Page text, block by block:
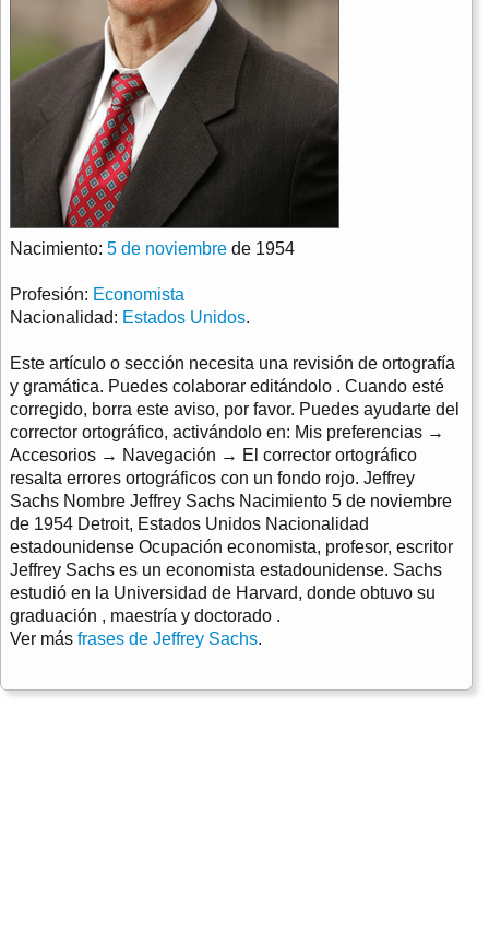
Nacimiento: 5 de noviembre de 1954
Profesión: Economista
Nacionalidad: Estados Unidos.
Este artículo o sección necesita una revisión de ortografía
y gramática. Puedes colaborar editándolo . Cuando esté
corregido, borra este aviso, por favor. Puedes ayudarte del
corrector ortográfico, activándolo en: Mis preferencias →
Accesorios → Navegación → El corrector ortográfico
resalta errores ortográficos con un fondo rojo. Jeffrey
Sachs Nombre Jeffrey Sachs Nacimiento 5 de noviembre
de 1954 Detroit, Estados Unidos Nacionalidad
estadounidense Ocupación economista, profesor, escritor
Jeffrey Sachs es un economista estadounidense. Sachs
estudió en la Universidad de Harvard, donde obtuvo su
graduación , maestría y doctorado .
Ver más frases de Jeffrey Sachs.